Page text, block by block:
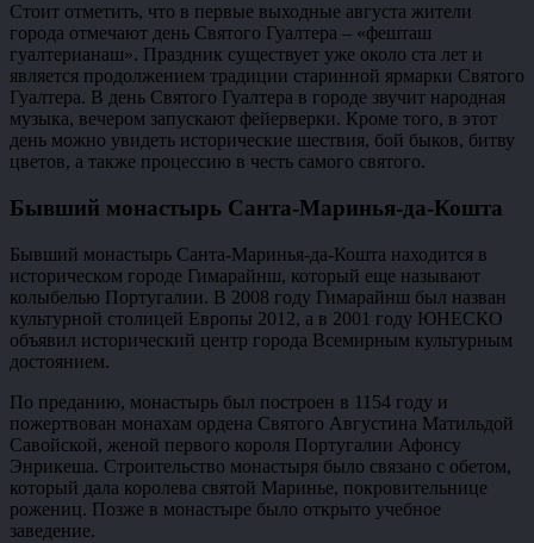
Стоит отметить, что в первые выходные августа жители
города отмечают день Святого Гуалтера – «фешташ
гуалтерианаш». Праздник существует уже около ста лет и
является продолжением традиции старинной ярмарки Святого
Гуалтера. В день Святого Гуалтера в городе звучит народная
музыка, вечером запускают фейерверки. Кроме того, в этот
день можно увидеть исторические шествия, бой быков, битву
цветов, а также процессию в честь самого святого.
Бывший монастырь Санта-Маринья-да-Кошта
Бывший монастырь Санта-Маринья-да-Кошта находится в
историческом городе Гимарайнш, который еще называют
колыбелью Португалии. В 2008 году Гимарайнш был назван
культурной столицей Европы 2012, а в 2001 году ЮНЕСКО
объявил исторический центр города Всемирным культурным
достоянием.
По преданию, монастырь был построен в 1154 году и
пожертвован монахам ордена Святого Августина Матильдой
Савойской, женой первого короля Португалии Афонсу
Энрикеша. Строительство монастыря было связано с обетом,
который дала королева святой Маринье, покровительнице
рожениц. Позже в монастыре было открыто учебное
заведение.